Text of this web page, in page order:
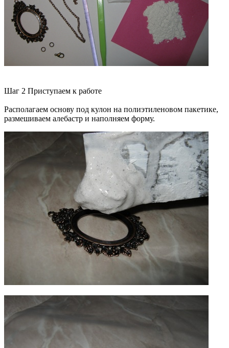
Шаг 2 Приступаем к работе
Располагаем основу под кулон на полиэтиленовом пакетике,
размешиваем алебастр и наполняем форму.